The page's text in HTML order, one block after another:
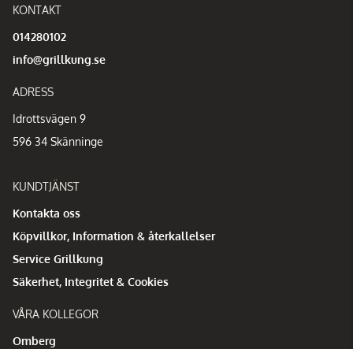
KONTAKT
014280102
info@grillkung.se
ADRESS
Idrottsvägen 9
596 34 Skänninge
KUNDTJÄNST
Kontakta oss
Köpvillkor, Information & återkallelser
Service Grillkung
Säkerhet, Integritet & Cookies
VÅRA KOLLEGOR
Omberg